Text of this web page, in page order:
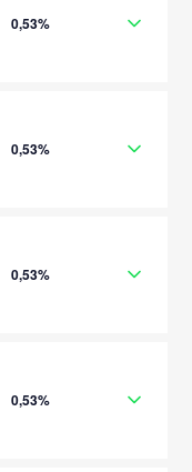
0,53%
0,53%
0,53%
0,53%